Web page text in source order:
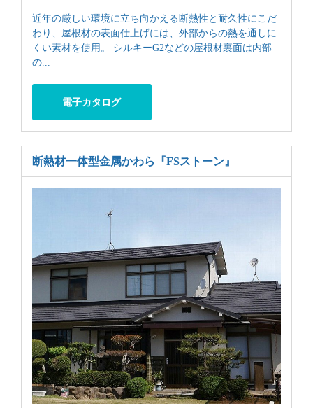
近年の厳しい環境に立ち向かえる断熱性と耐久性にこだ
わり、屋根材の表面仕上げには、外部からの熱を通しに
くい素材を使用。 シルキーG2などの屋根材裏面は内部
の...
電子カタログ
断熱材一体型金属かわら 『FSストーン』